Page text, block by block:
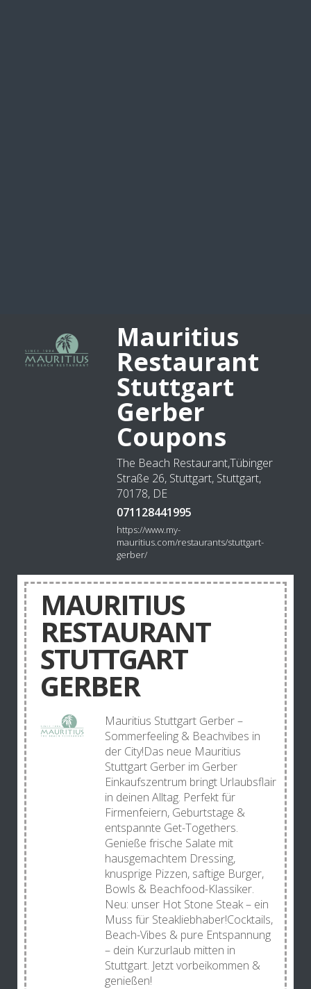
Mauritius
Restaurant
Stuttgart
Gerber
Coupons
The Beach Restaurant,Tübinger
Straße 26, Stuttgart, Stuttgart,
70178, DE
071128441995
https://www.my-
mauritius.com/restaurants/stuttgart-
gerber/
MAURITIUS
RESTAURANT
STUTTGART
GERBER
Mauritius Stuttgart Gerber –
Sommerfeeling & Beachvibes in
der City!Das neue Mauritius
Stuttgart Gerber im Gerber
Einkaufszentrum bringt Urlaubsflair
in deinen Alltag. Perfekt für
Firmenfeiern, Geburtstage &
entspannte Get-Togethers.
Genieße frische Salate mit
hausgemachtem Dressing,
knusprige Pizzen, saftige Burger,
Bowls & Beachfood-Klassiker.
Neu: unser Hot Stone Steak – ein
Muss für Steakliebhaber!Cocktails,
Beach-Vibes & pure Entspannung
– dein Kurzurlaub mitten in
Stuttgart. Jetzt vorbeikommen &
genießen!